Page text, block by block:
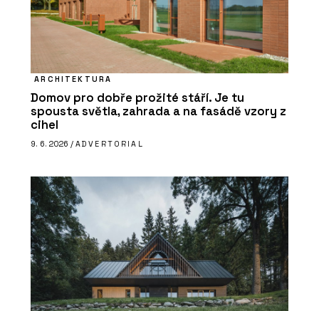
ARCHITEKTURA
Domov pro dobře prožité stáří. Je tu
spousta světla, zahrada a na fasádě vzory z
cihel
9. 6. 2026 / ADVERTORIAL